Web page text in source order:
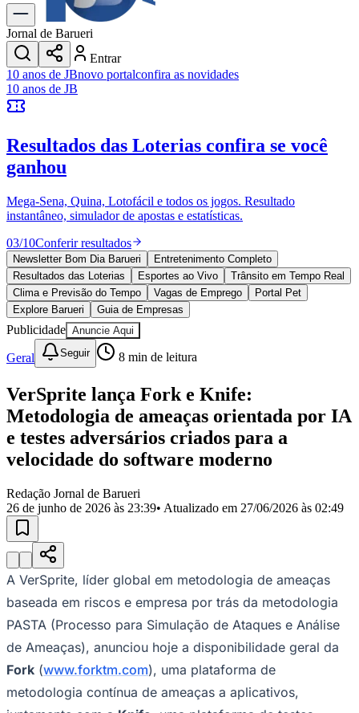
Dia a Dia & Lazer
Transportes
Gastronomia
Cinema & Shows
JogosNovo
Anuncie no Portal
Cadastrar Empresa
Divulgar Vagas
Política
Esportes
Saúde
Segurança
Cultura
Meio Ambiente
Obras
Educação
Bairros de Barueri
Selecione sua região Para notícias da sua região
AldeiaAldeia da SerraAldeia de BarueriAlphavilleBairro
JubranBelvalBethavilleBoa
VistaCalifórniaCarapicuíbaCentroChácaras MarcoCidades da
MilitarItapeviJandiraJardim Audir
CalifórniaJardim dos AltosJardim dos CamargosJardim
Esperança
Julio
MutingaJardim Paraíso
Luís
Jardim São Pedro
TupãJardim Tupanci Mutinga Nova AldeinhaOsascoParque dos
Camargos
Parque Imperial Parque Viana
Pirapora
do Bom JesusRecanto PhrynéaSantana de
Parnaíba SilveiraTamboréVale do SolVila BarrosVila Boa VistaVila
do Conde
Vila Engenho Novo Vila Márcia
Vila Nossa Sra. da
EscadaVila Porto Votupoca
Para Sua Empresa
Anuncie no Portal
Jornal de Barueri
Entrar
10 anos de JBnovo portalconfira as novidades
10 anos de JB
Resultados das Loterias confira se você
ganhou
Mega-Sena, Quina, Lotofácil e todos os jogos. Resultado
instantâneo, simulador de apostas e estatísticas.
03/10Conferir resultados
Newsletter Bom Dia Barueri
Entretenimento Completo
Resultados das Loterias
Esportes ao Vivo
Trânsito em Tempo Real
Clima e Previsão do Tempo
Vagas de Emprego
Portal Pet
Explore Barueri
Guia de Empresas
Publicidade Anuncie Aqui
Geral Seguir 8 min de leitura
VerSprite lança Fork e Knife:
Metodologia de ameaças orientada por IA
e testes adversários criados para a
velocidade do software moderno
Redação Jornal de Barueri
26 de junho de 2026 às 23:39• Atualizado em 27/06/2026 às 02:49
A VerSprite, líder global em metodologia de ameaças
baseada em riscos e empresa por trás da metodologia
PASTA (Processo para Simulação de Ataques e Análise
de Ameaças), anunciou hoje a disponibilidade geral da
Fork (www.forktm.com), uma plataforma de
metodologia contínua de ameaças a aplicativos,